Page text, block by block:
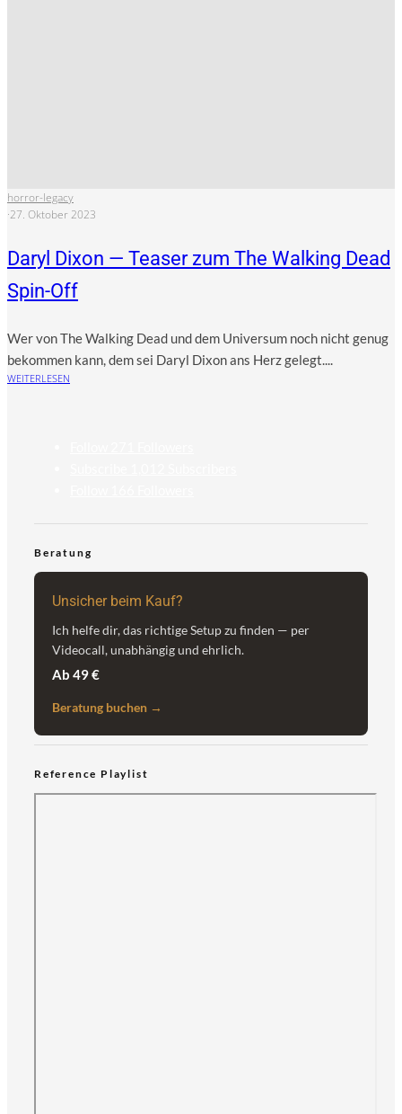
horror-legacy
·27. Oktober 2023
Daryl Dixon — Teaser zum The Walking Dead
Spin-Off
Wer von The Wal­king Dead und dem Uni­ver­sum noch nicht genug
bekom­men kann, dem sei Daryl Dixon ans Herz gelegt....
WEITERLESEN
Beratung
Unsicher beim Kauf?
Ich helfe dir, das richtige Setup zu finden — per
Videocall, unabhängig und ehrlich.
Ab 49 €
Beratung buchen →
Reference Playlist